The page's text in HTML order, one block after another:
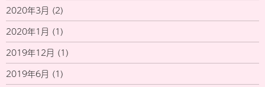
2020年3月 (2)
2020年1月 (1)
2019年12月 (1)
2019年6月 (1)